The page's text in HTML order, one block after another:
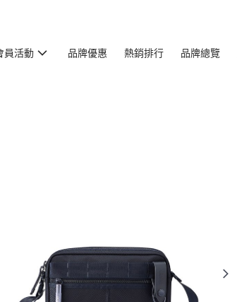
員活動 品牌優惠 熱銷排行 品牌總覽